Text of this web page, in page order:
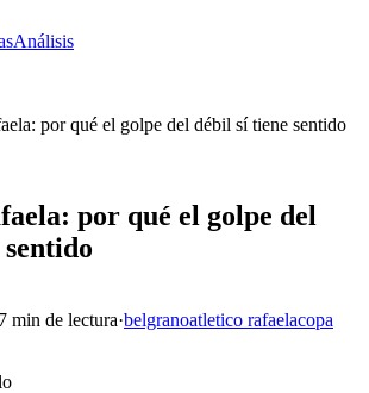
Análisis
por qué el golpe del débil sí tiene sentido
por qué el golpe del
7 min de lectura·belgranoatletico rafaelacopa